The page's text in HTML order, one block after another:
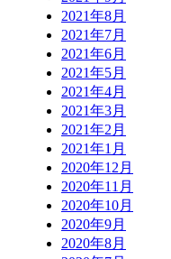
2021年8月
2021年7月
2021年6月
2021年5月
2021年4月
2021年3月
2021年2月
2021年1月
2020年12月
2020年11月
2020年10月
2020年9月
2020年8月